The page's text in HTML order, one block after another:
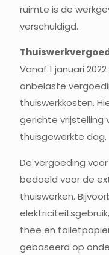
ruimte is de
verschuldigd.
Vanaf 1 januari
onbelaste
thuiswerkkosten.
gerichte vrijstelling
thuisgewerkte dag.
De vergoeding
bedoeld voor de
thuiswerken.
thee en
gebaseerd op